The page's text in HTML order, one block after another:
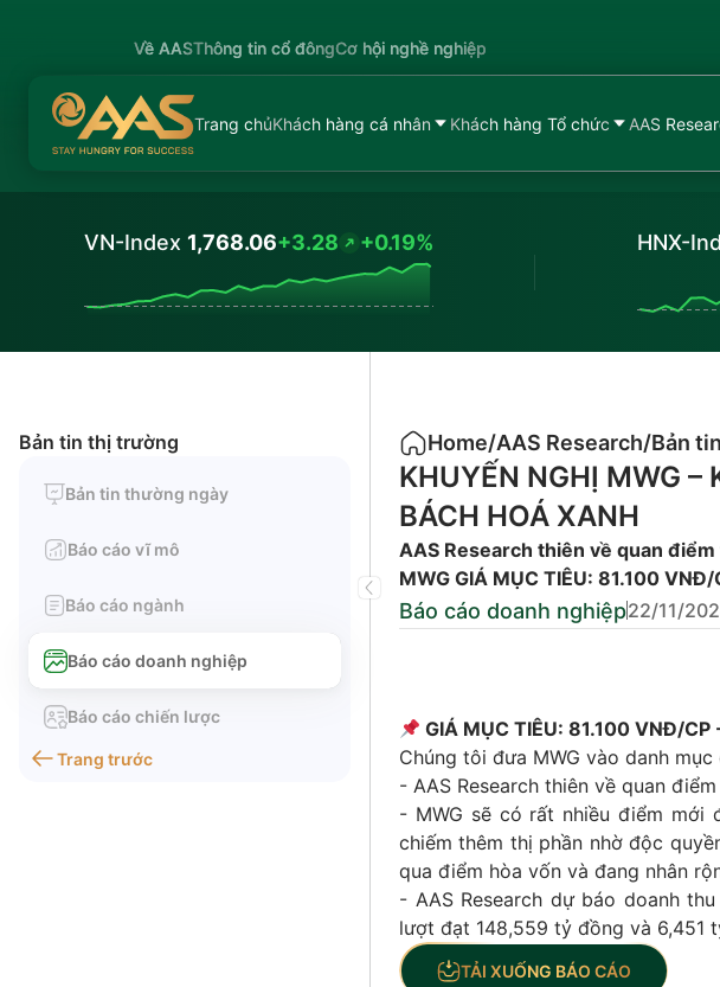
Về AASThông tin cổ đôngCơ hội nghề nghiệp
Trang chủKhách hàng cá nhân Khách hàng Tổ chức AAS
VN-Index 1,768.06+3.28 +0.19% HNX-
Bản tin thị trường
Bản tin thường ngày
Báo cáo vĩ mô
Báo cáo ngành
Báo cáo doanh nghiệp
Báo cáo chiến lược
Trang trước
Home/AAS Research/Bản
KHUYẾN NGHỊ MWG –
BÁCH HOÁ XANH
AAS Research thiên về quan
MWG GIÁ MỤC TIÊU: 81.100
Báo cáo doanh nghiệp22/11/
GIÁ MỤC TIÊU: 81.100 VNĐ/
Chúng tôi đưa MWG vào danh
- AAS Research thiên về quan
- MWG sẽ có rất nhiều điểm mới
chiếm thêm thị phần nhờ độc
qua điểm hòa vốn và đang nhân
- AAS Research dự báo doanh
lượt đạt 148,559 tỷ đồng và 6,451
TẢI XUỐNG BÁO CÁO